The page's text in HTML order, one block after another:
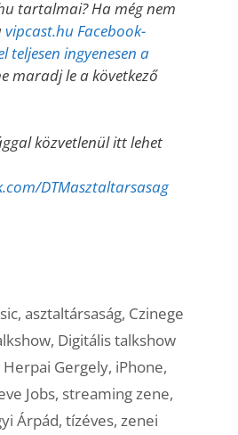
tartalmai? Ha még nem
vipcast.hu Facebook-
teljesen ingyenesen a
maradj le a következő
közvetlenül itt lehet
DTMasztaltarsasag
,asztaltársaság, Czinege
, Digitális talkshow
Herpai Gergely, iPhone,
Jobs, streaming zene,
Árpád, tízéves, zenei